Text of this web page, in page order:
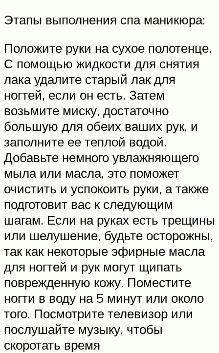
Этапы выполнения спа маникюра:
Положите руки на сухое полотенце.
С помощью жидкости для снятия
лака удалите старый лак для
ногтей, если он есть. Затем
возьмите миску, достаточно
большую для обеих ваших рук, и
заполните ее теплой водой.
Добавьте немного увлажняющего
мыла или масла, это поможет
очистить и успокоить руки, а также
подготовит вас к следующим
шагам. Если на руках есть трещины
или шелушение, будьте осторожны,
так как некоторые эфирные масла
для ногтей и рук могут щипать
поврежденную кожу. Поместите
ногти в воду на 5 минут или около
того. Посмотрите телевизор или
послушайте музыку, чтобы
скоротать время